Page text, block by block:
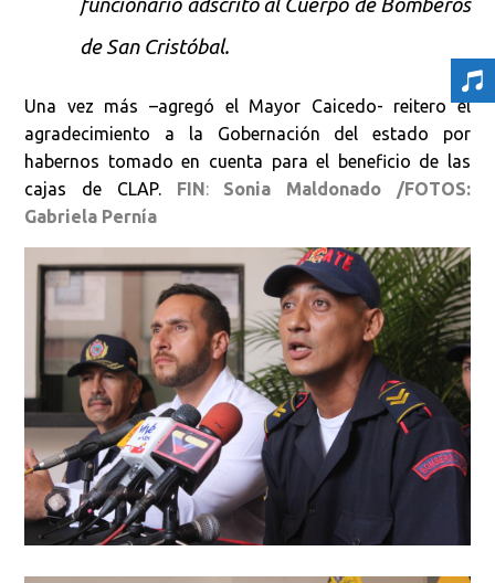
funcionario adscrito al Cuerpo de Bomberos
de San Cristóbal.
Una vez más –agregó el Mayor Caicedo- reitero el
agradecimiento a la Gobernación del estado por
habernos tomado en cuenta para el beneficio de las
cajas de CLAP. FIN: Sonia Maldonado /FOTOS:
Gabriela Pernía